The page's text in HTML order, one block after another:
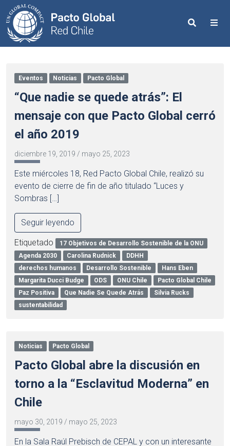
Search
Eventos Noticias Pacto Global
“Que nadie se quede atrás”: El
mensaje con que Pacto Global cerró
el año 2019
diciembre 19, 2019 / mayo 25, 2023
Este miércoles 18, Red Pacto Global Chile, realizó su
evento de cierre de fin de año titulado “Luces y
Sombras […]
Seguir leyendo
Etiquetado
17 Objetivos de Desarrollo Sostenible de la ONU
Agenda 2030
Carolina Rudnick
DDHH
derechos humanos
Desarrollo Sostenible
Hans Eben
Margarita Ducci Budge
ODS ONU Chile
Pacto Global Chile
Paz Positiva
Que Nadie Se Quede Atrás
Silvia Rucks
sustentabilidad
Noticias Pacto Global
Pacto Global abre la discusión en
torno a la “Esclavitud Moderna” en
Chile
mayo 30, 2019 / mayo 25, 2023
En la Sala Raúl Prebisch de CEPAL y con un interesante